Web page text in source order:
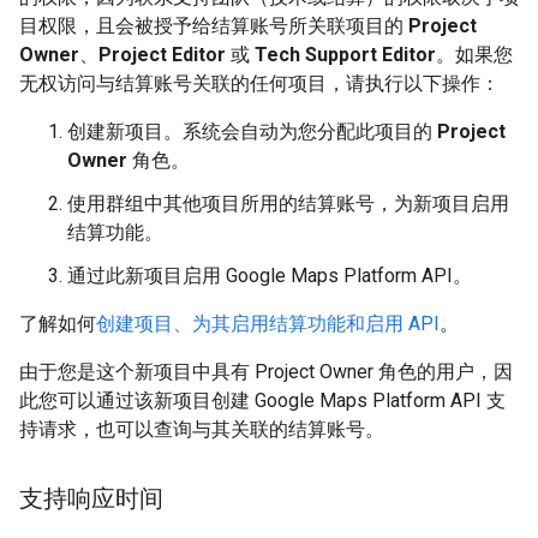
目权限，且会被授予给结算账号所关联项目的 Project
Owner
Project Editor 或 Tech Support Editor。如果您
无权访问与结算账号关联的任何项目，请执行以下操作：
创建新项目。系统会自动为您分配此项目的 Project
Owner 角色。
使用群组中其他项目所用的结算账号，为新项目启用
结算功能。
通过此新项目启用 Google Maps Platform API。
了解如何创建项目、为其启用结算功能和启用 API。
由于您是这个新项目中具有 Project Owner 角色的用户，因
此您可以通过该新项目创建 Google Maps Platform API 支
持请求，也可以查询与其关联的结算账号。
支持响应时间